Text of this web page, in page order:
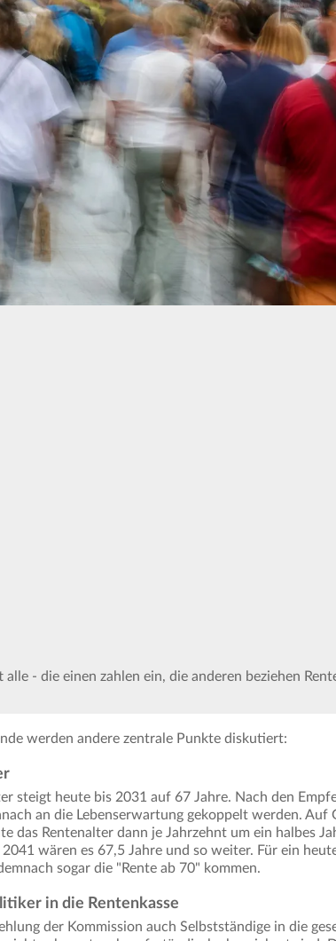
- die einen zahlen ein, die anderen beziehen
werden andere zentrale Punkte diskutiert:
steigt heute bis 2031 auf 67 Jahre. Nach den
an die Lebenserwartung gekoppelt werden. Auf
das Rentenalter dann je Jahrzehnt um ein halbes
wären es 67,5 Jahre und so weiter. Für ein
sogar die "Rente ab 70" kommen.
in die Rentenkasse
der Kommission auch Selbstständige in die